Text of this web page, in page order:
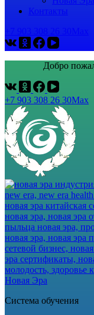
Контакты
+7 903 308 26 30Max
Добро
+7 903 308 26 30Max
Новая Эра
Система обучения